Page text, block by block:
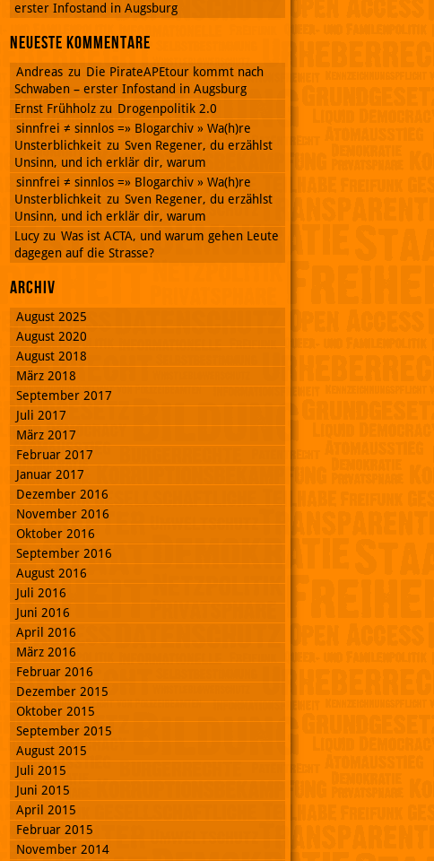
erster Infostand in Augsburg
Neueste Kommentare
Andreas zu Die PirateAPEtour kommt nach
Schwaben – erster Infostand in Augsburg
Ernst Frühholz zu Drogenpolitik 2.0
sinnfrei ≠ sinnlos =» Blogarchiv » Wa(h)re
Unsterblichkeit zu Sven Regener, du erzählst
Unsinn, und ich erklär dir, warum
sinnfrei ≠ sinnlos =» Blogarchiv » Wa(h)re
Unsterblichkeit zu Sven Regener, du erzählst
Unsinn, und ich erklär dir, warum
Lucy zu Was ist ACTA, und warum gehen Leute
dagegen auf die Strasse?
Archiv
August 2025
August 2020
August 2018
März 2018
September 2017
Juli 2017
März 2017
Februar 2017
Januar 2017
Dezember 2016
November 2016
Oktober 2016
September 2016
August 2016
Juli 2016
Juni 2016
April 2016
März 2016
Februar 2016
Dezember 2015
Oktober 2015
September 2015
August 2015
Juli 2015
Juni 2015
April 2015
Februar 2015
November 2014